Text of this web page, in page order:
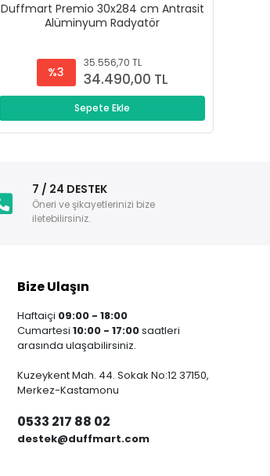
Duffmart Premio 30x284 cm Antrasit
Alüminyum Radyatör
%3
35.556,70 TL
34.490,00 TL
Sepete Ekle
7 / 24 DESTEK
Öneri ve şikayetlerinizi bize
iletebilirsiniz.
Bize Ulaşın
Haftaiçi 09:00 - 18:00
Cumartesi 10:00 - 17:00saatleri
arasında ulaşabilirsiniz.
Kuzeykent Mah. 44. Sokak No:12 37150,
Merkez-Kastamonu
0533 217 88 02
destek@duffmart.com